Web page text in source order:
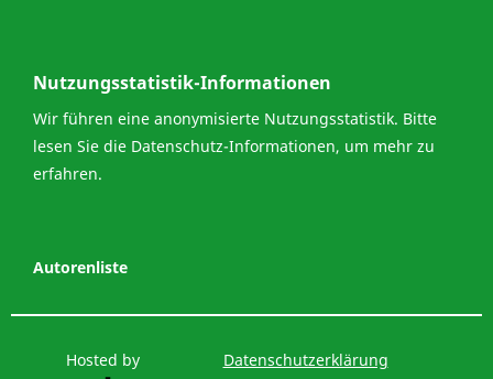
Nutzungsstatistik-Informationen
Wir führen eine anonymisierte Nutzungsstatistik. Bitte
lesen Sie die Datenschutz-Informationen, um mehr zu
erfahren.
Autorenliste
Hosted by Datenschutzerklärung